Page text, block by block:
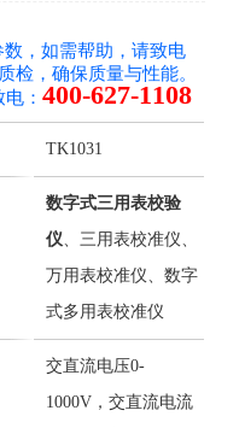
数，如需帮助，请致电
检，确保质量与性能。
： 400-627-1108
TK1031
数字式三用表校验
仪、三用表校准仪、
万用表校准仪、数字
式多用表校准仪
交直流电压0-
1000V，交直流电流